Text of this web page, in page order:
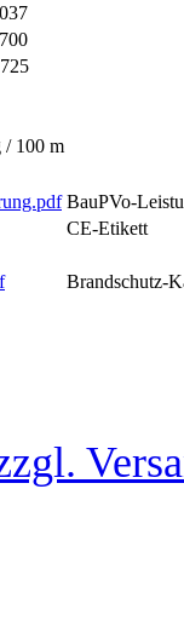
/ 100 m
BauPVo-
CE-Etikett
Brandschutz-